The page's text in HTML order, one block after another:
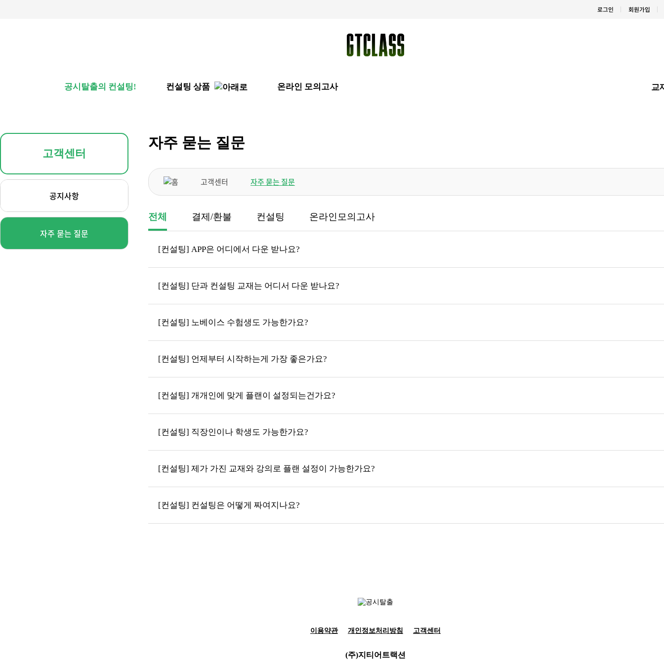
로그인 회원가입
공시탈출의 컨설팅! 컨설팅 상품 온라인 모의고사 교
고객센터
공지사항
자주 묻는 질문
자주 묻는 질문
고객센터 자주 묻는 질문
전체 결제/환불 컨설팅 온라인모의고사
[컨설팅] APP은 어디에서 다운 받나요?
[컨설팅] 단과 컨설팅 교재는 어디서 다운 받나요?
[컨설팅] 노베이스 수험생도 가능한가요?
[컨설팅] 언제부터 시작하는게 가장 좋은가요?
[컨설팅] 개개인에 맞게 플랜이 설정되는건가요?
[컨설팅] 직장인이나 학생도 가능한가요?
[컨설팅] 제가 가진 교재와 강의로 플랜 설정이 가능한가요?
[컨설팅] 컨설팅은 어떻게 짜여지나요?
이용약관 개인정보처리방침 고객센터
(주)지티어트랙션